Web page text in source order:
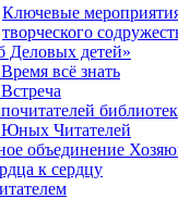
Ключевые
творческого
Деловых детей»
всё знать
Читателей
объединение
к сердцу